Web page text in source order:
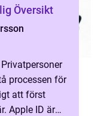
Översikt
processen för
att först
Apple ID är